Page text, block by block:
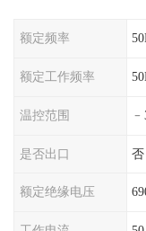
额定频率
额定工作频率
温控范围
是否出口 否
额定绝缘电压